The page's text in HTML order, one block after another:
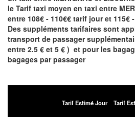
le Tarif taxi moyen en taxi entre
entre 108€ - 110€€ tarif jour et
Des suppléments tarifaires sont
transport de passager
entre 2.5 € et 5 € ) et pour les
bagages par passager
Tarif Estimé Jour Tarif